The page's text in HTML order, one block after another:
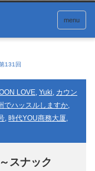
menu
131回
LOVE, Yuki, カウン
でハッスルしますか,
, 時代YOU商務大厦,
スナック